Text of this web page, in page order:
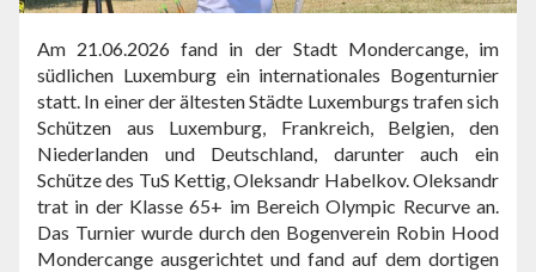
Am 21.06.2026 fand in der Stadt Mondercange, im
südlichen Luxemburg ein internationales Bogenturnier
statt. In einer der ältesten Städte Luxemburgs trafen sich
Schützen aus Luxemburg, Frankreich, Belgien, den
Niederlanden und Deutschland, darunter auch ein
Schütze des TuS Kettig, Oleksandr Habelkov. Oleksandr
trat in der Klasse 65+ im Bereich Olympic Recurve an.
Das Turnier wurde durch den Bogenverein Robin Hood
Mondercange ausgerichtet und fand auf dem dortigen